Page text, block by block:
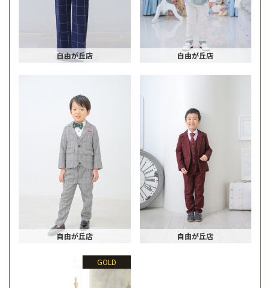
自由が丘店 自由が丘店
自由が丘店 自由が丘店
GOLD